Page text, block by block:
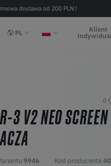
dostawa od 200 PLN !
PL Klient
0
3 V2 NEO
9946 Kod producenta